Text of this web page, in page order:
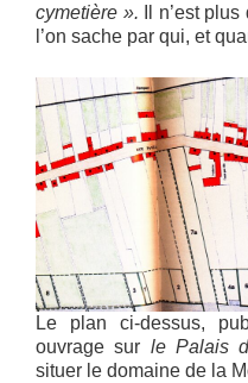
cymetière ».
Il n’est
l’on sache par qui, et
Le plan ci-dessus,
ouvrage sur le Palais
situer le domaine de la